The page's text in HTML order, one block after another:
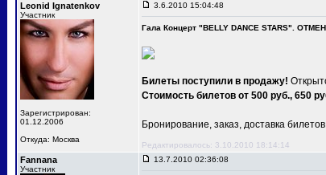
Leonid Ignatenkov
Участник
Зарегистрирован:
01.12.2006
Откуда: Москва
3.6.2010 15:04:48
Гала Концерт "BELLY DANCE STARS".
Билеты поступили в продажу!
Стоимость билетов от 500 руб., 650
Бронирование, заказ, доставка
Редактировалось: 3.10.2010 18:14:14
Fannana
Участник
13.7.2010 02:36:08